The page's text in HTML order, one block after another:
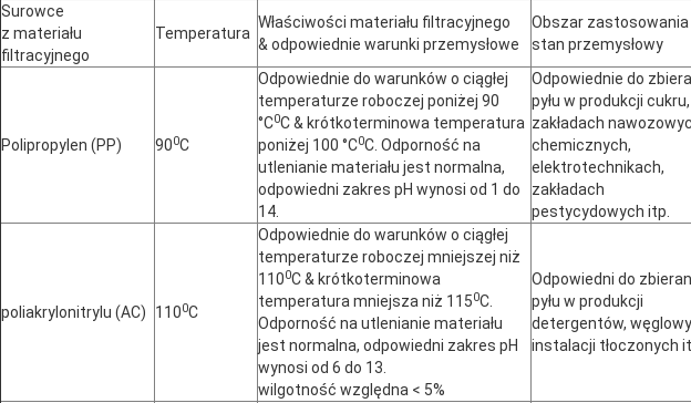
Surowce
z materiału
filtracyjnego
Temperatura
Właściwości materiału filtracyjnego
& odpowiednie warunki przemysłowe
Obszar zastosowania
stan przemysłowy
Polipropylen (PP) 900C
Odpowiednie do warunków o ciągłej
temperaturze roboczej poniżej 90
°C0C & krótkoterminowa temperatura
poniżej 100 °C0C. Odporność na
utlenianie materiału jest normalna,
odpowiedni zakres pH wynosi od 1 do
14.
Odpowiednie do
pyłu w produkcji cukru,
zakładach
chemicznych,
elektrotechnikach,
zakładach
pestycydowych itp.
poliakrylonitrylu (AC) 1100C
Odpowiednie do warunków o ciągłej
temperaturze roboczej mniejszej niż
1100C & krótkoterminowa
temperatura mniejsza niż 1150C.
Odporność na utlenianie materiału
jest normalna, odpowiedni zakres pH
wynosi od 6 do 13.
wilgotność względna < 5%
Odpowiedni do
pyłu w produkcji
detergentów,
instalacji tłoczonych